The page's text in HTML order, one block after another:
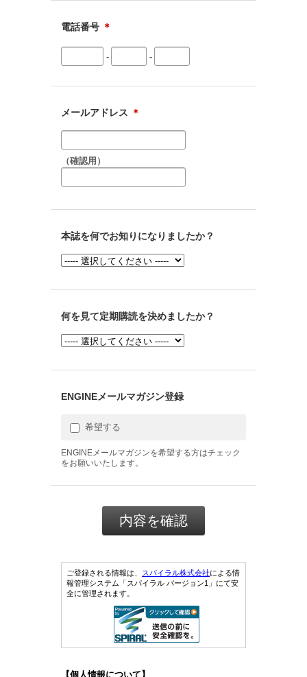
電話番号 ＊
- -
メールアドレス ＊
（確認用）
本誌を何でお知りになりましたか？
何を見て定期購読を決めましたか？
ENGINEメールマガジン登録
希望する
ENGINEメールマガジンを希望する方はチェック
をお願いいたします。
ご登録される情報は、 スパイラル株式会社による情
報管理システム「スパイラル バージョン1」にて安
全に管理されます。
【個人情報について】